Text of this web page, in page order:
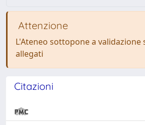
Attenzione
L'Ateneo sottopone a validazione
allegati
Citazioni